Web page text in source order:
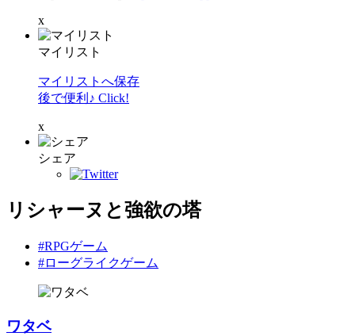
x
マイリスト
マイリストへ保存
後で便利♪ Click!
x
シェア
リシャーヌと強欲の塔
#RPGゲーム
#ローグライクゲーム
ワタベ